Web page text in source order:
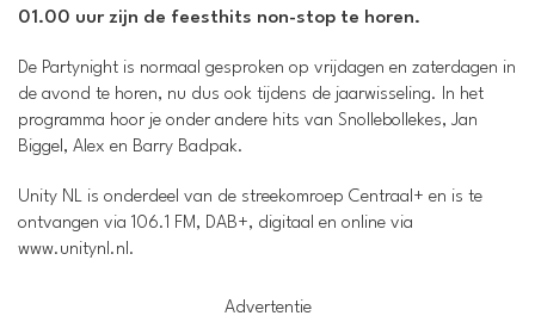
01.00 uur zijn de feesthits non-stop te horen.
De Partynight is normaal gesproken op vrijdagen en zaterdagen in
de avond te horen, nu dus ook tijdens de jaarwisseling. In het
programma hoor je onder andere hits van Snollebollekes, Jan
Biggel, Alex en Barry Badpak.
Unity NL is onderdeel van de streekomroep Centraal+ en is te
ontvangen via 106.1 FM, DAB+, digitaal en online via
www.unitynl.nl.
Advertentie